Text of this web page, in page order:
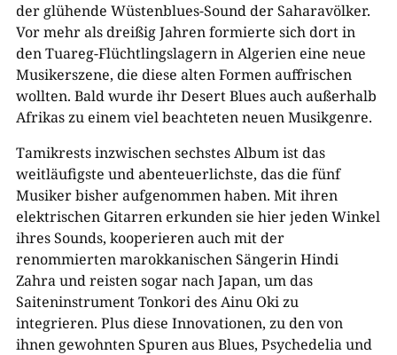
der glühende Wüstenblues-Sound der Saharavölker.
Vor mehr als dreißig Jahren formierte sich dort in
den Tuareg-Flüchtlingslagern in Algerien eine neue
Musikerszene, die diese alten Formen auffrischen
wollten. Bald wurde ihr Desert Blues auch außerhalb
Afrikas zu einem viel beachteten neuen Musikgenre.
Tamikrests inzwischen sechstes Album ist das
weitläufigste und abenteuerlichste, das die fünf
Musiker bisher aufgenommen haben. Mit ihren
elektrischen Gitarren erkunden sie hier jeden Winkel
ihres Sounds, kooperieren auch mit der
renommierten marokkanischen Sängerin Hindi
Zahra und reisten sogar nach Japan, um das
Saiteninstrument Tonkori des Ainu Oki zu
integrieren. Plus diese Innovationen, zu den von
ihnen gewohnten Spuren aus Blues, Psychedelia und